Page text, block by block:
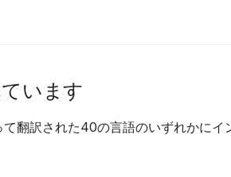
います
翻訳された40の言語のいずれかにイ